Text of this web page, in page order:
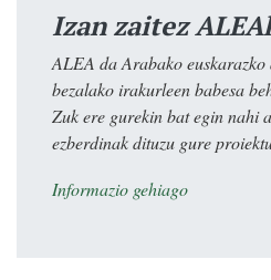
Izan zaitez
ALEA da Arabako
bezalako irakurleen babesa
Zuk ere gurekin bat egin nahi
ezberdinak dituzu gure
Informazio gehiago